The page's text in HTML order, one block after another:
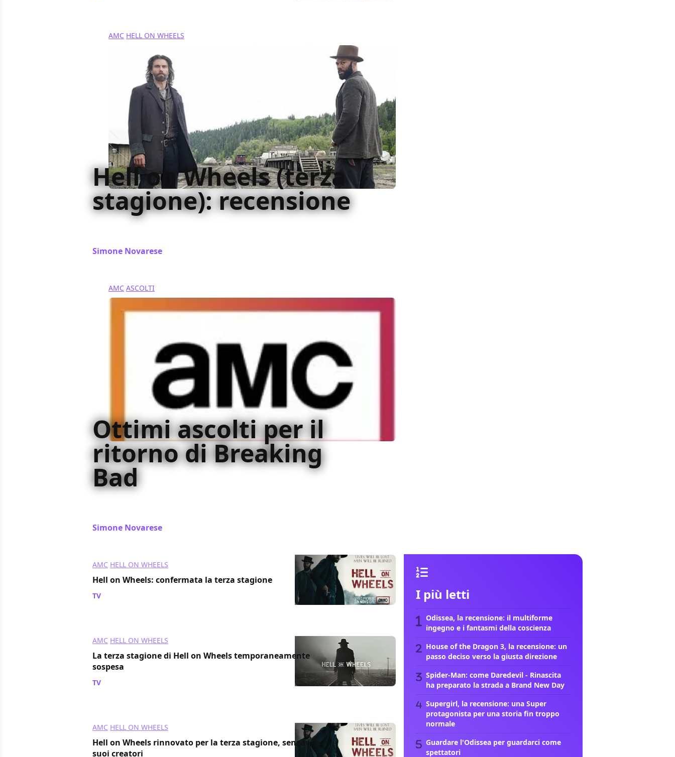
AMC HELL ON WHEELS
Hell on Wheels (terza
stagione): recensione
Buona terza stagione per il western della AMC, che si mantiente coerente
Simone Novarese
AMC ASCOLTI
Ottimi ascolti per il
ritorno di Breaking
Bad
Simone Novarese
AMC HELL ON WHEELS
Hell on Wheels: confermata la terza stagione
TV
AMC HELL ON WHEELS
La terza stagione di Hell on Wheels temporaneamente
sospesa
TV
AMC HELL ON WHEELS
Hell on Wheels rinnovato per la terza stagione, senza i
suoi creatori
I più letti
Odissea, la recensione: il multiforme
ingegno e i fantasmi della coscienza
House of the Dragon 3, la recensione: un
passo deciso verso la giusta direzione
Spider-Man: come Daredevil - Rinascita
ha preparato la strada a Brand New Day
Supergirl, la recensione: una Super
protagonista per una storia fin troppo
normale
Guardare l'Odissea per guardarci come
spettatori